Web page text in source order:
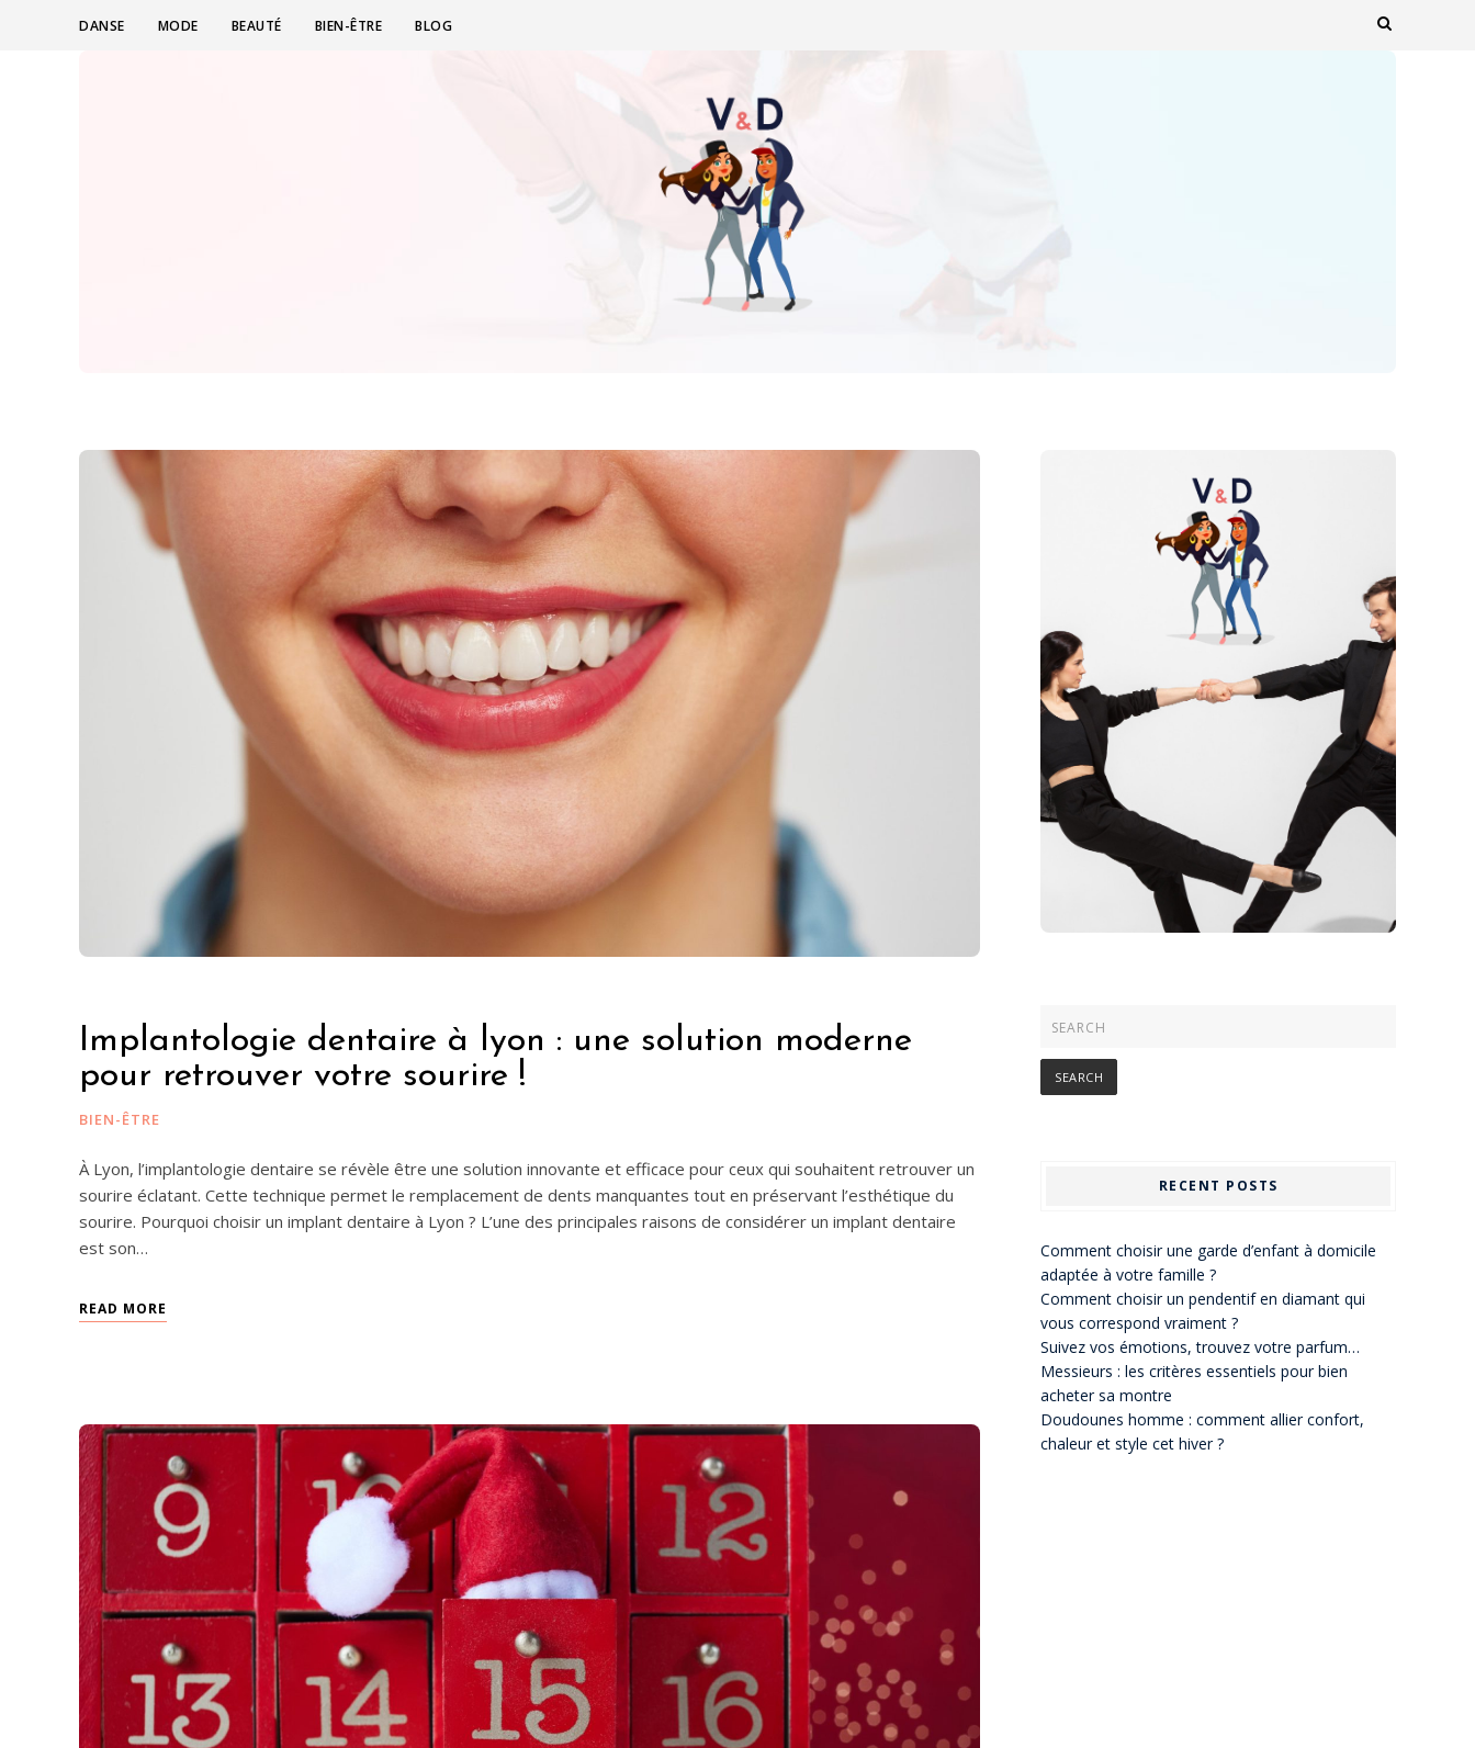
DANSE MODE BEAUTÉ BIEN-ÊTRE BLOG
Implantologie dentaire à lyon : une solution moderne
pour retrouver votre sourire !
BIEN-ÊTRE
À Lyon, l’implantologie dentaire se révèle être une solution innovante et efficace pour ceux qui souhaitent retrouver un
sourire éclatant. Cette technique permet le remplacement de dents manquantes tout en préservant l’esthétique du
sourire. Pourquoi choisir un implant dentaire à Lyon ? L’une des principales raisons de considérer un implant dentaire
est son…
READ MORE
RECENT POSTS
Comment choisir une garde d’enfant à domicile
adaptée à votre famille ?
Comment choisir un pendentif en diamant qui
vous correspond vraiment ?
Suivez vos émotions, trouvez votre parfum…
Messieurs : les critères essentiels pour bien
acheter sa montre
Doudounes homme : comment allier confort,
chaleur et style cet hiver ?